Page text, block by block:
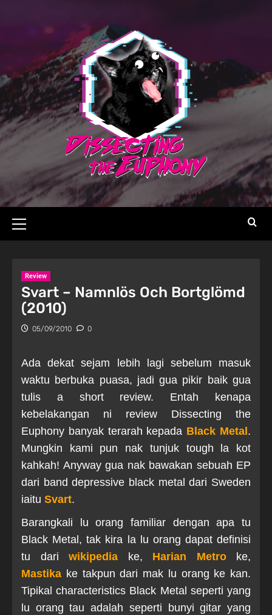
Review
Svart – Namnlös Och Bortglömd
(2010)
05/09/2010 0
Ada dekat sejam lebih lagi sebelum masuk
waktu berbuka puasa, jadi gua pikir baik gua
tulis a short review. Entah kenapa
kebelakangan ni review Dissecting the
Euphony banyak terarah kepada Black Metal .
Mungkin kami pun nak tunjuk tough la kot
kahkah! Anyway gua nak bawakan sebuah EP
dari band depressive black metal dari Sweden
iaitu Svart.
Barangkali lu orang familiar dengan apa tu
Black Metal, tak kira la lu orang dapat definisi
tu dari wikipedia ke, Harian Metroke,
Mastika ke takpun dari mak lu orang ke kan.
Tipikal characteristics Black Metal seperti yang
lu orang tau adalah seperti bunyi gitar yang